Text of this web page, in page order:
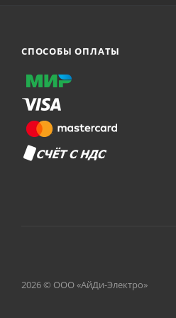
СПОСОБЫ ОПЛАТЫ
2026 © ООО «АйДи-Электро»